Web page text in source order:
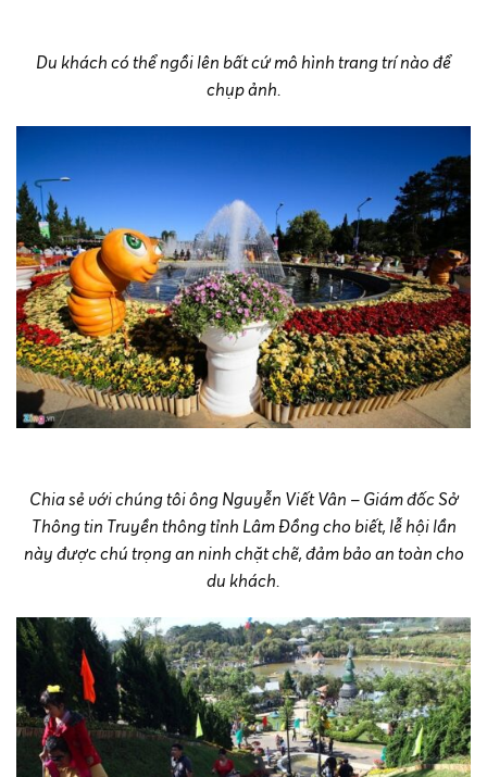
Du khách có thể ngồi lên bất cứ mô hình trang trí nào để
chụp ảnh.
Chia sẻ với chúng tôi ông Nguyễn Viết Vân – Giám đốc Sở
Thông tin Truyền thông tỉnh Lâm Đồng cho biết, lễ hội lần
này được chú trọng an ninh chặt chẽ, đảm bảo an toàn cho
du khách.